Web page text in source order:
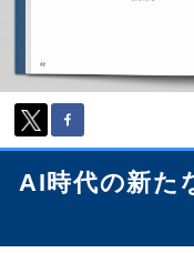
AI時代の新た